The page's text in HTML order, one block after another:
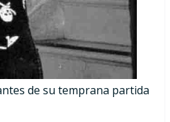
de su temprana partida